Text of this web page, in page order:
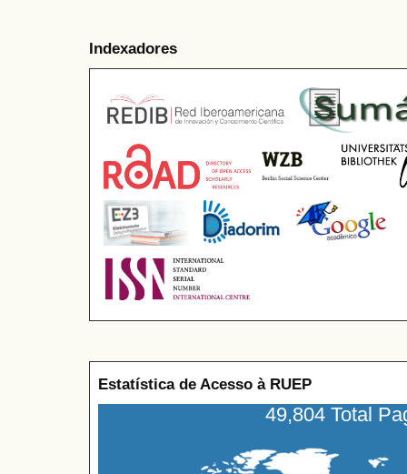
Indexadores
Estatística de Acesso à RUEP
49,804 Total